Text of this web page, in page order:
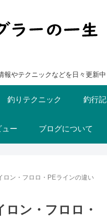
報やテクニックなどを日々更新中
釣りテクニック 釣行記
ュー ブログについて
ロン・フロロ・PEラインの違い
ン・フロロ・